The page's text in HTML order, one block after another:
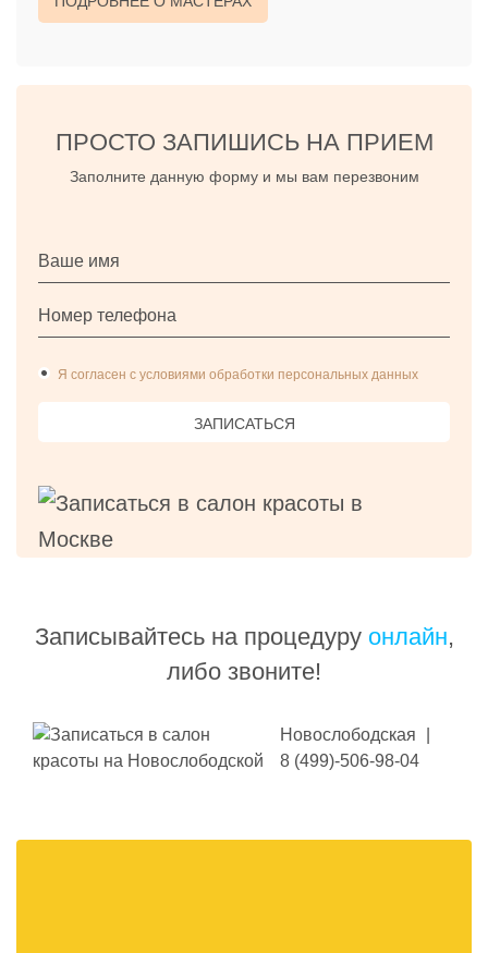
ПРОСТО ЗАПИШИСЬ НА ПРИЕМ
Заполните данную форму и мы вам перезвоним
Я согласен с условиями обработки персональных данных
ЗАПИСАТЬСЯ
Записывайтесь на процедуру онлайн,
либо звоните!
Новослободская
8 (499)-506-98-04